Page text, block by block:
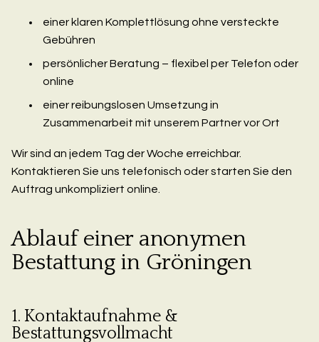
einer klaren Komplettlösung ohne versteckte
Gebühren
persönlicher Beratung – flexibel per Telefon oder
online
einer reibungslosen Umsetzung in
Zusammenarbeit mit unserem Partner vor Ort
Wir sind an jedem Tag der Woche erreichbar.
Kontaktieren Sie uns telefonisch oder starten Sie den
Auftrag unkompliziert online.
Ablauf einer anonymen
Bestattung in Gröningen
1. Kontaktaufnahme &
Bestattungsvollmacht